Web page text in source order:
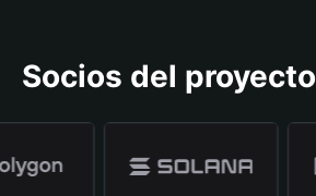
Socios del proyecto